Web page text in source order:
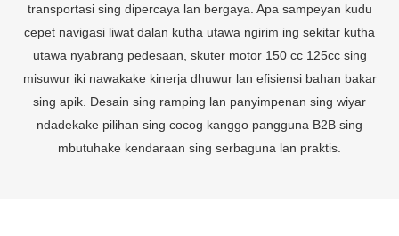
transportasi sing dipercaya lan bergaya. Apa sampeyan kudu
cepet navigasi liwat dalan kutha utawa ngirim ing sekitar kutha
utawa nyabrang pedesaan, skuter motor 150 cc 125cc sing
misuwur iki nawakake kinerja dhuwur lan efisiensi bahan bakar
sing apik. Desain sing ramping lan panyimpenan sing wiyar
ndadekake pilihan sing cocog kanggo pangguna B2B sing
mbutuhake kendaraan sing serbaguna lan praktis.